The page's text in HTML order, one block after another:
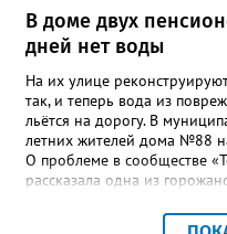
В доме двух
дней нет воды
На их улице
так, и теперь вода из
льётся на дорогу. В
летних жителей дома №88
О проблеме в сообществе
рассказала одна из
гл.инженера Шепелева А.Н.